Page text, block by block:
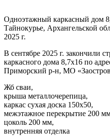
Одноэтажный каркасный дом
Тайнокурье, Архангельской
2025 г.
В сентябре 2025 г. закончили
каркасного дома 8,7х16 по
Приморский р-н, МО
Жб сваи,
крыша металлочерепица,
каркас сухая доска 150х50,
межэтажное перекрытие 200
цоколь 200 мм,
внутренняя отделка